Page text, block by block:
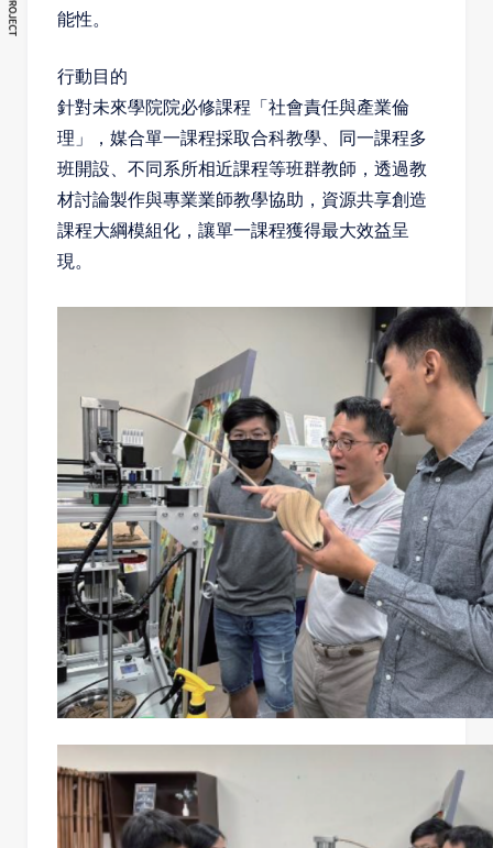
能性。
行動目的
針對未來學院院必修課程「社會責任與產業倫
理」，媒合單一課程採取合科教學、同一課程多
班開設、不同系所相近課程等班群教師，透過教
材討論製作與專業業師教學協助，資源共享創造
課程大綱模組化，讓單一課程獲得最大效益呈
現。